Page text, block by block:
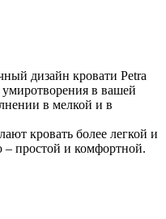
дизайн кровати Petra
в вашей
в мелкой и в
кровать более легкой и
– простой и комфортной.